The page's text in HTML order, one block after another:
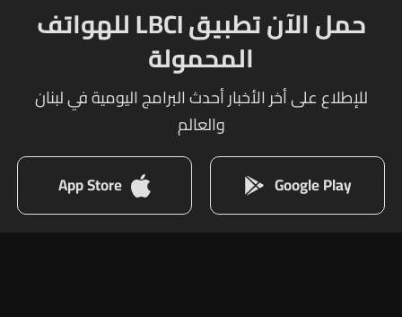
حمل الآن تطبيق LBCI للهواتف
المحمولة
للإطلاع على أخر الأخبار أحدث البرامج اليومية في لبنان
والعالم
Google Play
App Store